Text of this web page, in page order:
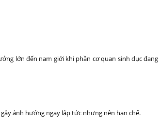
lớn đến nam giới khi phần cơ quan sinh dục
ảnh hưởng ngay lập tức nhưng nên hạn chế.